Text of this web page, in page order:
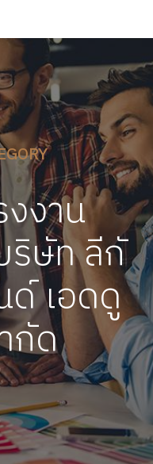
งาน
ริษัท ลีกั
เอดดู
กัด